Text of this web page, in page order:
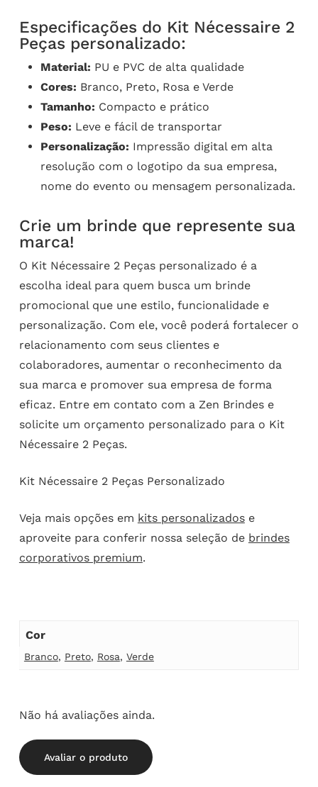
Especificações do Kit Nécessaire 2
Peças personalizado:
Material: PU e PVC de alta qualidade
Cores: Branco, Preto, Rosa e Verde
Tamanho: Compacto e prático
Peso: Leve e fácil de transportar
Personalização: Impressão digital em alta
resolução com o logotipo da sua empresa,
nome do evento ou mensagem personalizada.
Crie um brinde que represente sua
marca!
O Kit Nécessaire 2 Peças personalizado é a
escolha ideal para quem busca um brinde
promocional que une estilo, funcionalidade e
personalização. Com ele, você poderá fortalecer o
relacionamento com seus clientes e
colaboradores, aumentar o reconhecimento da
sua marca e promover sua empresa de forma
eficaz. Entre em contato com a Zen Brindes e
solicite um orçamento personalizado para o Kit
Nécessaire 2 Peças.
Kit Nécessaire 2 Peças Personalizado
Veja mais opções em kits personalizadose
aproveite para conferir nossa seleção de brindes
corporativos premium.
Cor
Branco, Preto, Rosa, Verde
Não há avaliações ainda.
Avaliar o produto